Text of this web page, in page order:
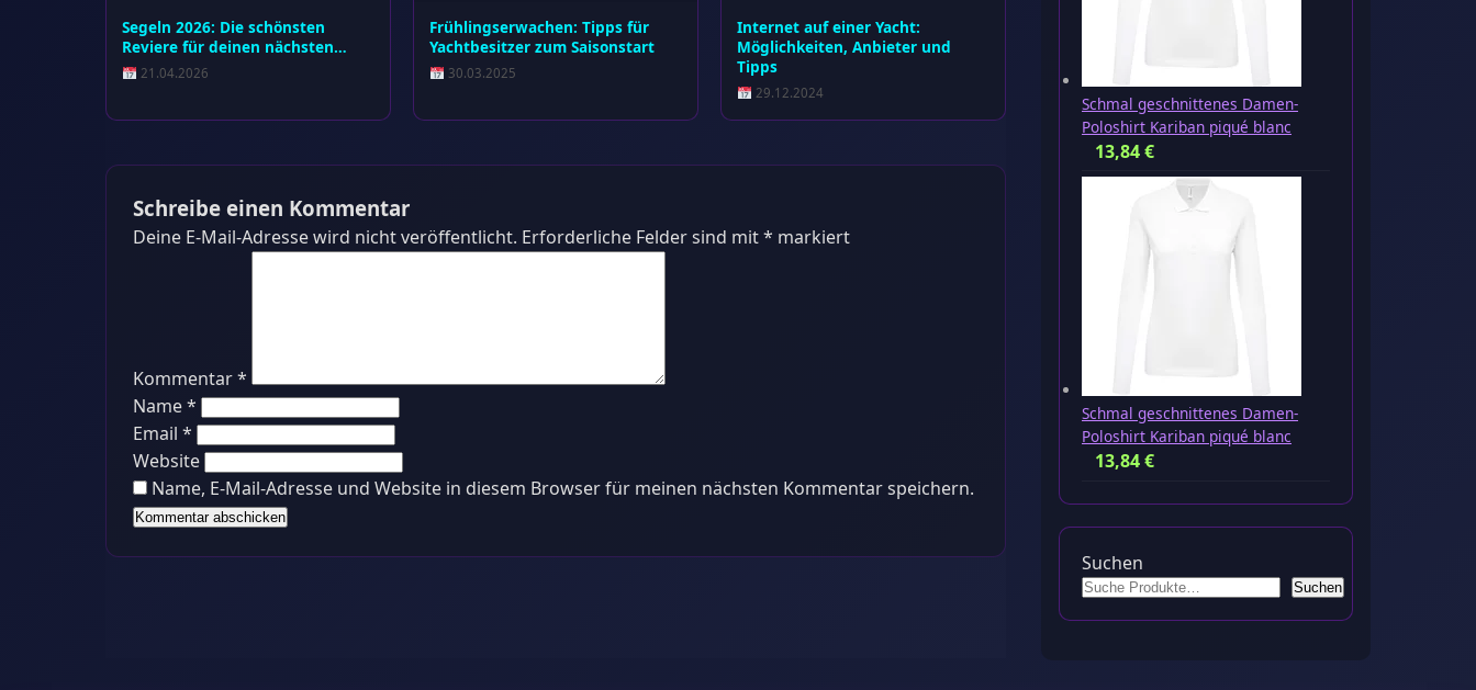
Segeln 2026: Die schönsten
Reviere für deinen nächsten…
21.04.2026
Frühlingserwachen: Tipps für
Yachtbesitzer zum Saisonstart
30.03.2025
Internet auf einer Yacht:
Möglichkeiten, Anbieter und
Tipps
29.12.2024
Schreibe einen Kommentar
Deine E-Mail-Adresse wird nicht veröffentlicht. Erforderliche Felder sind mit* markiert
Kommentar*
Name *
Email *
Website
Name, E-Mail-Adresse und Website in diesem Browser für meinen nächsten Kommentar speichern.
Schmal geschnittenes Damen-
Poloshirt Kariban piqué blanc
13,84€
Schmal geschnittenes Damen-
Poloshirt Kariban piqué blanc
13,84€
Suchen
Suchen